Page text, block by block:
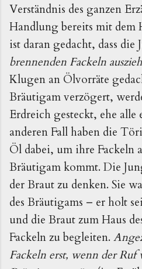
Verständnis des ganzen
Handlung bereits mit dem
ist daran gedacht, dass die
brennenden Fackeln
Klugen an Ölvorräte
Bräutigam verzögert,
Erdreich gesteckt, ehe alle
anderen Fall haben die
Öl dabei, um ihre Fackeln
Bräutigam kommt. Die
der Braut zu denken. Sie
des Bräutigams – er holt
und die Braut zum Haus
Fackeln zu begleiten.
Fackeln erst, wenn der